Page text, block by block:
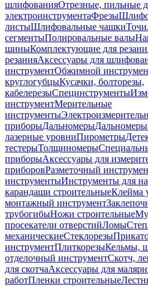
шлифованияОтрезные, пильные
электроинструментаФрезы
листыШлифовальные чашки
сегментыПолировальные валы
шиныКомплектующие для
резанияАксессуары для
инструментОбжимной
круглогубцыКусачки, болторезы,
кабелерезыСпецинструменты
инструментМерительные
инструменты
приборыДальномеры
лазерные уровниПирометры
тестерыТолщиномеры
приборыАксессуары для
приборовРазметочный
инструментыИнструменты для
карандаши строительныеКлейма
монтажный инструмент
трубогибыНожи строительные
просекатели отверстийЛомы
механическиеСтеклорезы
инструментПлиткорезыКельмы,
отделочный инструментСкотч,
для скотчаАксессуары для
работПленки строительные